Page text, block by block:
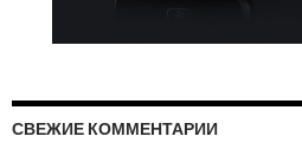
СВЕЖИЕ КОММЕНТАРИИ